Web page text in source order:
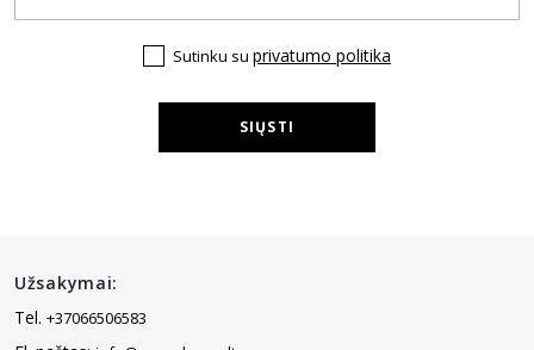
Sutinku su privatumo politika
SIŲSTI
Užsakymai:
Tel. +37066506583